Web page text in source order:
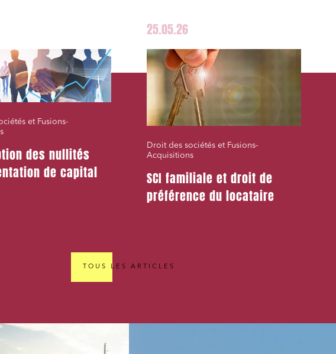
et Fusions-
des nullités
de capital
25.05.26
Droit des sociétés et Fusions-
Acquisitions
SCI familiale et droit de
préférence du locataire
TOUS LES ARTICLES